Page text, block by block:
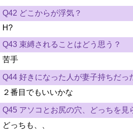
Q42 どこからが浮気？
H?
Q43 束縛されることはどう思う？
苦手
Q44 好きになった人が妻子持ちだっ
２番目でもいいかな
Q45 アソコとお尻の穴、どっちを見
どっちも、、